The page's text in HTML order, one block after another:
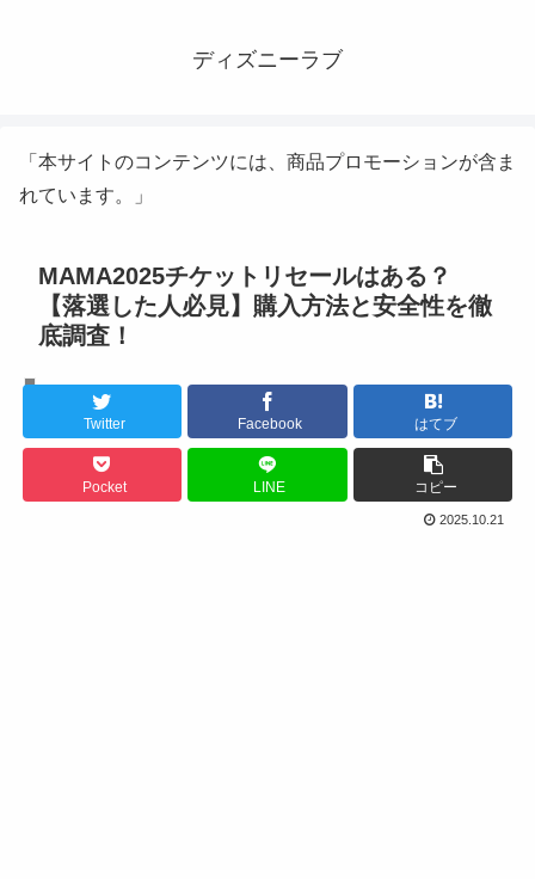
ディズニーラブ
「本サイトのコンテンツには、商品プロモーションが含ま
れています。」
MAMA2025チケットリセールはある？
【落選した人必見】購入方法と安全性を徹
底調査！
Twitter Facebook はてブ
Pocket LINE コピー
2025.10.21